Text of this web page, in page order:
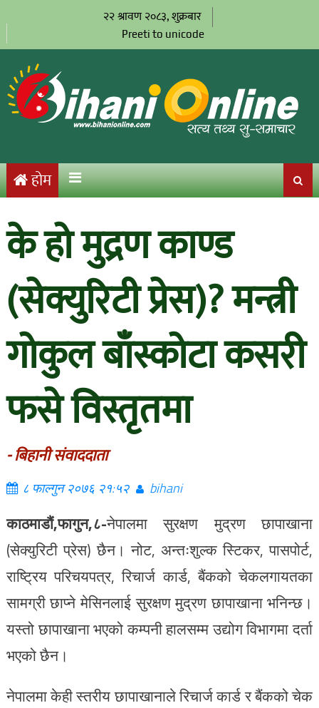
२२ श्रावण २०८३, शुक्रबार
Preeti to unicode
होम
के हो मुद्रण काण्ड
(सेक्युरिटी प्रेस)? मन्त्री
गोकुल बाँस्कोटा कसरी
फसे विस्तृतमा
- बिहानी संवाददाता
८ फाल्गुन २०७६ २१:५२ bihani
काठमाडौं,फागुन,८-नेपालमा सुरक्षण मुद्रण छापाखाना
(सेक्युरिटी प्रेस) छैन। नोट, अन्तःशुल्क स्टिकर, पासपोर्ट,
राष्ट्रिय परिचयपत्र, रिचार्ज कार्ड, बैंकको चेकलगायतका
सामग्री छाप्ने मेसिनलाई सुरक्षण मुद्रण छापाखाना भनिन्छ।
यस्तो छापाखाना भएको कम्पनी हालसम्म उद्योग विभागमा दर्ता
भएको छैन।
नेपालमा केही स्तरीय छापाखानाले रिचार्ज कार्ड र बैंकको चेक